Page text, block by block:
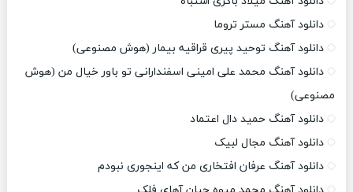
دانلود آهنگ مستر تروما
دانلود آهنگ توحید پیری قراقیه بیمار (هوش مصنوعی)
دانلود آهنگ محمد علی امینی اسفندارانی تو باور خیال من (هوش
مصنوعی)
دانلود آهنگ حمید دال اعتماد
دانلود آهنگ مجال لبیک
دانلود آهنگ عرفان افتخاری من که اینجوری نبودم